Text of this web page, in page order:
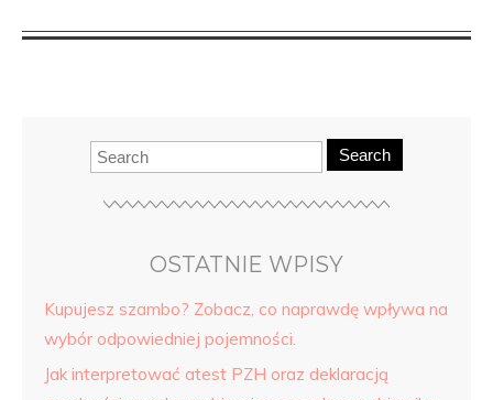
Search
OSTATNIE WPISY
Kupujesz szambo? Zobacz, co naprawdę wpływa na
wybór odpowiedniej pojemności.
Jak interpretować atest PZH oraz deklaracją